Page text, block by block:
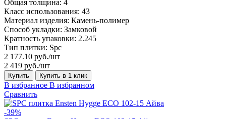
Общая толщина: 4
Класс использования: 43
Материал изделия: Камень-полимер
Способ укладки: Замковой
Кратность упаковки: 2.245
Тип плитки: Spc
2 177.10 руб./шт
2 419 руб./шт
Купить Купить в 1 клик
В избранное В избранном
Сравнить
-39%